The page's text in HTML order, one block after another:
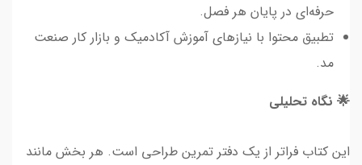
حرفه‌ای در پایان هر فصل.
تطبیق محتوا با نیازهای آموزش آکادمیک و بازار کار صنعت
مد.
🌟 نگاه تحلیلی
این کتاب فراتر از یک دفتر تمرین طراحی است. هر بخش مانند